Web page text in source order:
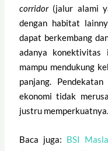
corridor(jalur alami
dengan habitat
dapat berkembang
adanya
mampu mendukung
panjang.
ekonomi tidak
justru memperkuatnya.
Baca juga: BSI